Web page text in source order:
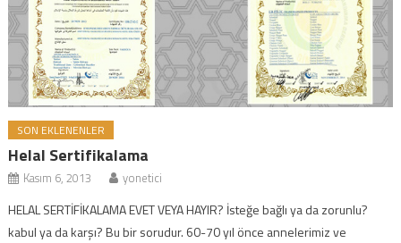
SON EKLENENLER
Helal Sertifikalama
Kasım 6, 2013 yonetici
HELAL SERTİFİKALAMA EVET VEYA HAYIR? İsteğe bağlı ya da zorunlu?
kabul ya da karşı? Bu bir sorudur. 60-70 yıl önce annelerimiz ve